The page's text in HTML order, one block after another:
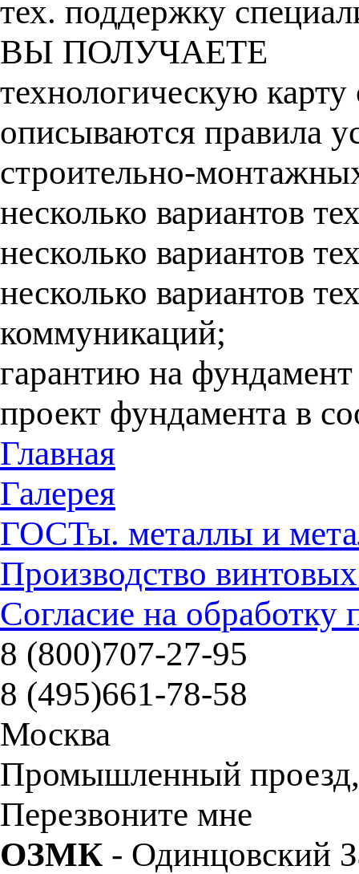
тех. поддержку
ВЫ ПОЛУЧАЕТЕ
технологическую
описываются правила
строительно-
несколько вариантов
несколько вариантов
несколько вариантов
коммуникаций;
гарантию на
проект фундамента в
Главная
Галерея
ГОСТы. металлы и
Производство
Согласие на
8 (800)707-27-95
8 (495)661-78-58
Москва
Промышленный
Перезвоните мне
ОЗМК - Одинцовский